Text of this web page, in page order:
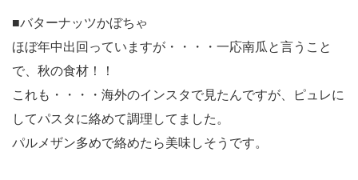
■バターナッツかぼちゃ
ほぼ年中出回っていますが・・・・一応南瓜と言うこと
で、秋の食材！！
これも・・・・海外のインスタで見たんですが、ピュレに
してパスタに絡めて調理してました。
パルメザン多めで絡めたら美味しそうです。